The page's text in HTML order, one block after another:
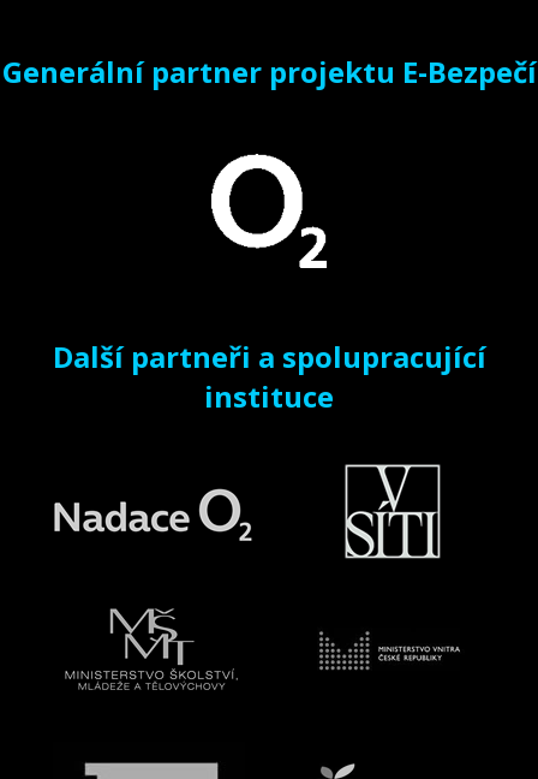
Generální partner projektu E-Bezpečí
Další partneři a spolupracující
instituce